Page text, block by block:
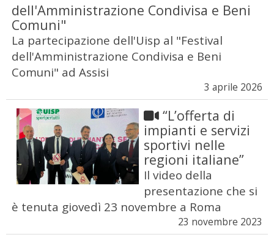
dell'Amministrazione Condivisa e Beni
Comuni"
La partecipazione dell'Uisp al "Festival
dell'Amministrazione Condivisa e Beni
Comuni" ad Assisi
3 aprile 2026
“L’offerta di
impianti e servizi
sportivi nelle
regioni italiane”
Il video della
presentazione che si
è tenuta giovedì 23 novembre a Roma
23 novembre 2023